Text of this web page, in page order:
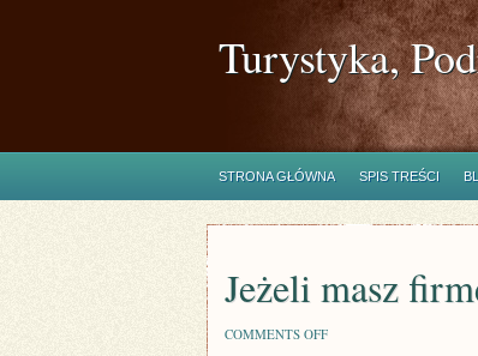
Turystyka,
STRONA GŁÓWNA SPIS TREŚCI
Jeżeli masz
COMMENTS OFFON